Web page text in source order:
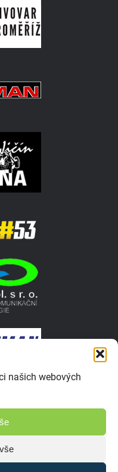
našich webových
1413 | Vyrobilo studio